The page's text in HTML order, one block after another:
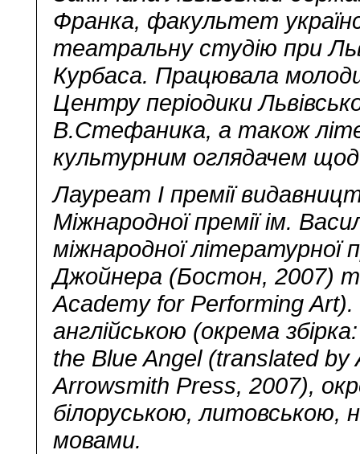
Франка, факультет
театральну студію при
Курбаса. Працювала
Центру періодики
В.Стефаника, а також
культурним оглядачем
Лауреат І премії
Міжнародної премії ім.
міжнародної
Джойнера (Бостон, 2007)
Academy for Performing
англійською (окрема
the Blue Angel (translated
Arrowsmith Press, 2007),
білоруською, литовською,
мовами.